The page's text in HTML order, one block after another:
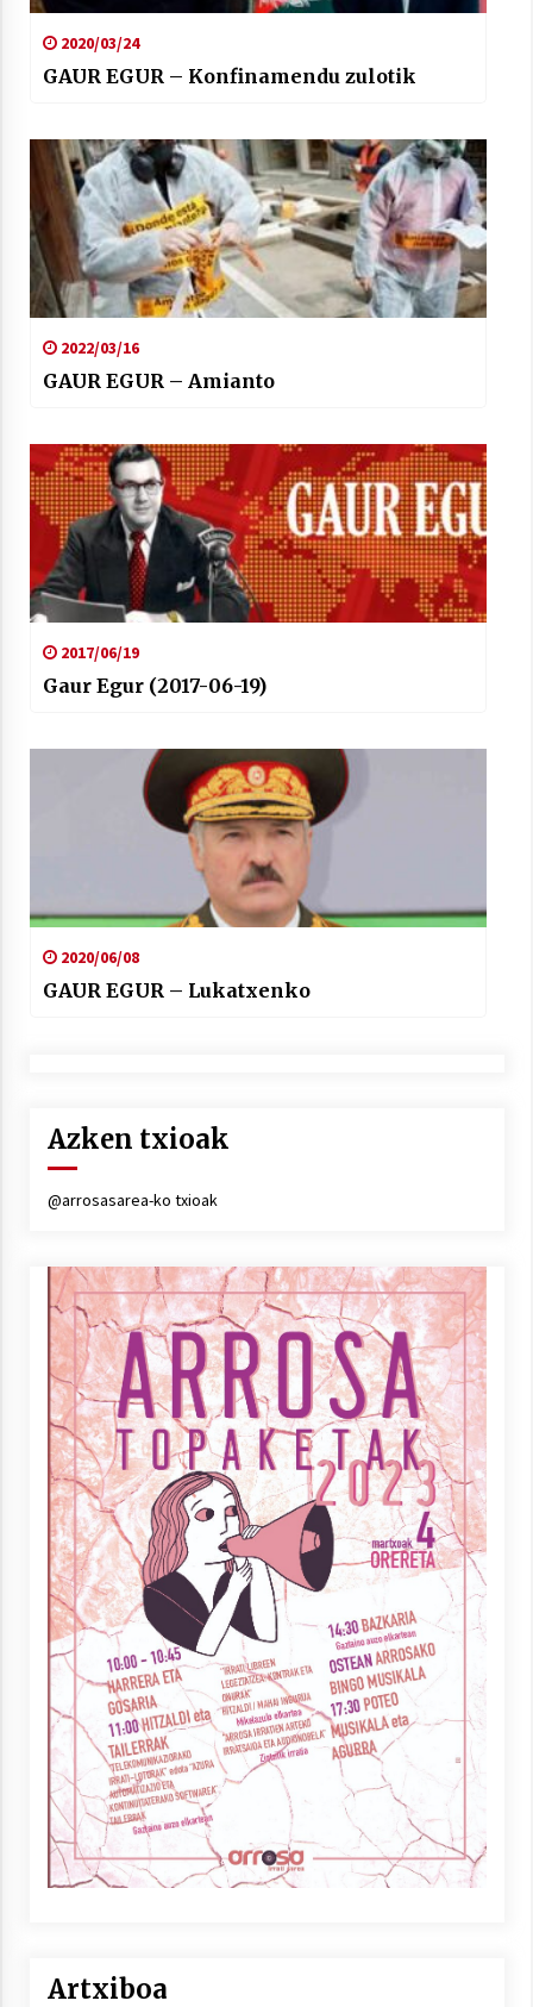
2020/03/24
GAUR EGUR – Konfinamendu zulotik
2022/03/16
GAUR EGUR – Amianto
2017/06/19
Gaur Egur (2017-06-19)
2020/06/08
GAUR EGUR – Lukatxenko
Azken txioak
@arrosasarea-ko txioak
Artxiboa